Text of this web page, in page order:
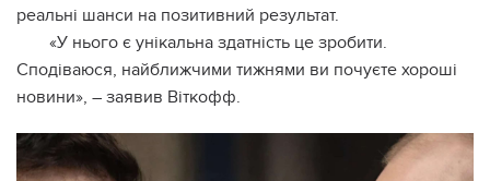
реальні шанси на позитивний результат.
«У нього є унікальна здатність це зробити.
Сподіваюся, найближчими тижнями ви почуєте хороші
новини», – заявив Віткофф.